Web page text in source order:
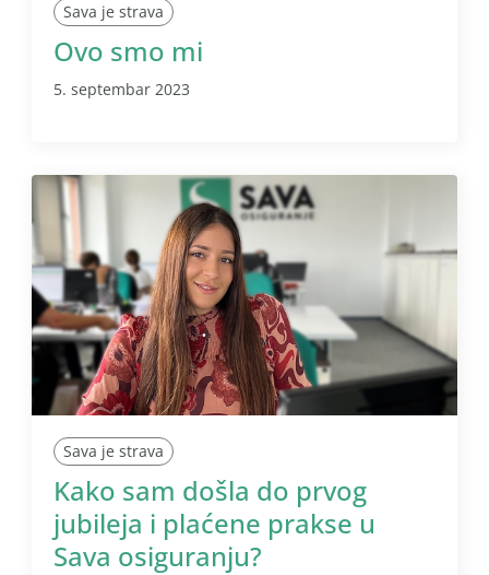
Sava je strava
Ovo smo mi
5. septembar 2023
Sava je strava
Kako sam došla do prvog
jubileja i plaćene prakse u
Sava osiguranju?